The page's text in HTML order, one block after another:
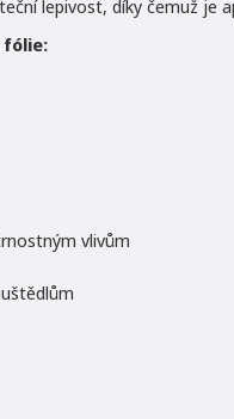
lepivost, díky čemuž je
vlivům